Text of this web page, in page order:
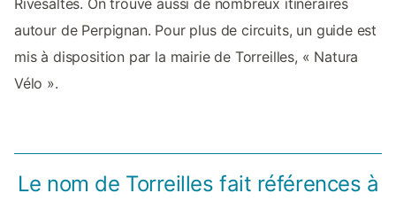
autour de Perpignan. Pour plus de circuits, un guide est
mis à disposition par la mairie de Torreilles, « Natura
Vélo ».
Le nom de Torreilles fait références à